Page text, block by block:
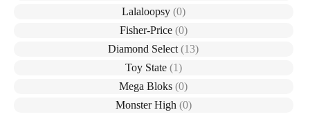
Lalaloopsy (0)
Fisher-Price (0)
Diamond Select(13)
Toy State (1)
Mega Bloks(0)
Monster High (0)